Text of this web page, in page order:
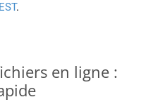
.
en ligne :